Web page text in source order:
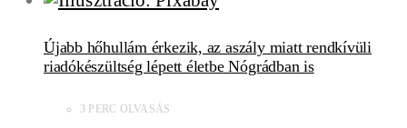
Újabb hőhullám érkezik, az aszály miatt rendkívüli
riadókészültség lépett életbe Nógrádban is
3 PERC OLVASÁS